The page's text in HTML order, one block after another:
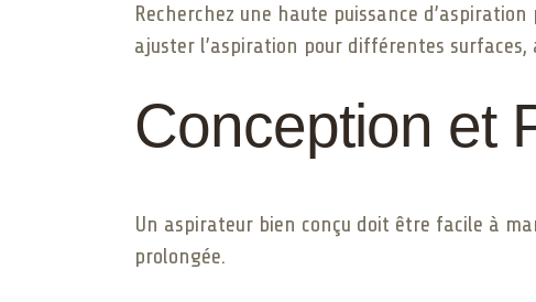
Recherchez une haute puissance
ajuster l’aspiration pour différentes
Conception et
Un aspirateur bien conçu doit être facile à
prolongée.